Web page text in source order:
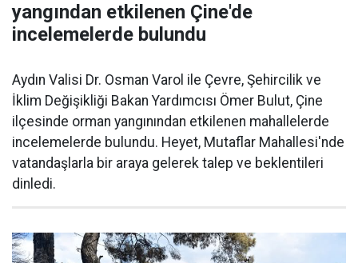
yangından etkilenen Çine'de
incelemelerde bulundu
Aydın Valisi Dr. Osman Varol ile Çevre, Şehircilik ve
İklim Değişikliği Bakan Yardımcısı Ömer Bulut, Çine
ilçesinde orman yangınından etkilenen mahallelerde
incelemelerde bulundu. Heyet, Mutaflar Mahallesi'nde
vatandaşlarla bir araya gelerek talep ve beklentileri
dinledi.